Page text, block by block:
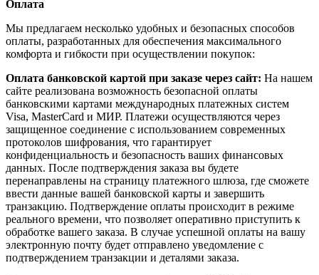
Оплата
Мы предлагаем несколько удобных и безопасных способов
оплаты, разработанных для обеспечения максимального
комфорта и гибкости при осуществлении покупок:
Оплата банковской картой при заказе через сайт: На нашем
сайте реализована возможность безопасной оплаты
банковскими картами международных платежных систем
Visa, MasterCard и МИР. Платежи осуществляются через
защищенное соединение с использованием современных
протоколов шифрования, что гарантирует
конфиденциальность и безопасность ваших финансовых
данных. После подтверждения заказа вы будете
перенаправлены на страницу платежного шлюза, где сможете
ввести данные вашей банковской карты и завершить
транзакцию. Подтверждение оплаты происходит в режиме
реального времени, что позволяет оперативно приступить к
обработке вашего заказа. В случае успешной оплаты на вашу
электронную почту будет отправлено уведомление с
подтверждением транзакции и деталями заказа.